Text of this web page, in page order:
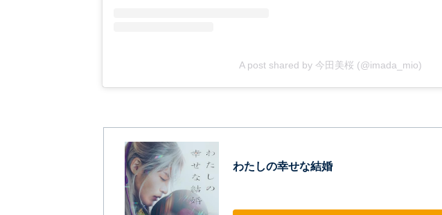
A post shared by 今田美桜 (@imada_mio)
わたしの幸せな結婚